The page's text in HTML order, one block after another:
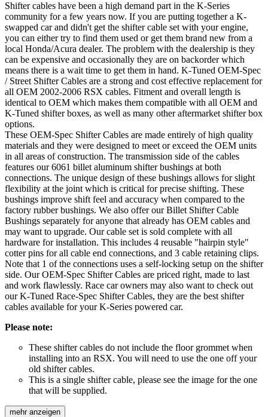
Shifter cables have been a high demand part in the K-Series
community for a few years now. If you are putting together a K-
swapped car and didn't get the shifter cable set with your engine,
you can either try to find them used or get them brand new from a
local Honda/Acura dealer. The problem with the dealership is they
can be expensive and occasionally they are on backorder which
means there is a wait time to get them in hand. K-Tuned OEM-Spec
/ Street Shifter Cables are a strong and cost effective replacement for
all OEM 2002-2006 RSX cables. Fitment and overall length is
identical to OEM which makes them compatible with all OEM and
K-Tuned shifter boxes, as well as many other aftermarket shifter box
options.
These OEM-Spec Shifter Cables are made entirely of high quality
materials and they were designed to meet or exceed the OEM units
in all areas of construction. The transmission side of the cables
features our 6061 billet aluminum shifter bushings at both
connections. The unique design of these bushings allows for slight
flexibility at the joint which is critical for precise shifting. These
bushings improve shift feel and accuracy when compared to the
factory rubber bushings. We also offer our Billet Shifter Cable
Bushings separately for anyone that already has OEM cables and
may want to upgrade. Our cable set is sold complete with all
hardware for installation. This includes 4 reusable "hairpin style"
cotter pins for all cable end connections, and 3 cable retaining clips.
Note that 1 of the connections uses a self-locking setup on the shifter
side. Our OEM-Spec Shifter Cables are priced right, made to last
and work flawlessly. Race car owners may also want to check out
our K-Tuned Race-Spec Shifter Cables, they are the best shifter
cables available for your K-Series powered car.
Please note:
These shifter cables do not include the floor grommet when
installing into an RSX. You will need to use the one off your
old shifter cables.
This is a single shifter cable, please see the image for the one
that will be supplied.
mehr anzeigen